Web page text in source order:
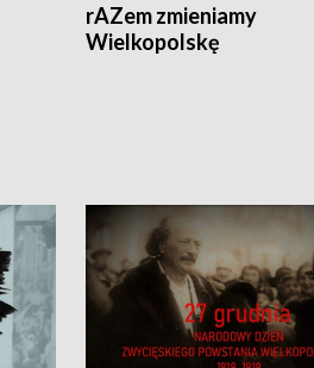
rAZem zmieniamy
Wielkopolskę